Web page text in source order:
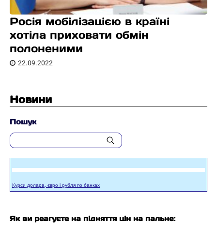
Росія мобілізацією в країні
хотіла приховати обмін
полоненими
22.09.2022
Новини
Пошук
Курси долара, євро і рубля по банках
Як ви реагуєте на підняття цін на пальне: